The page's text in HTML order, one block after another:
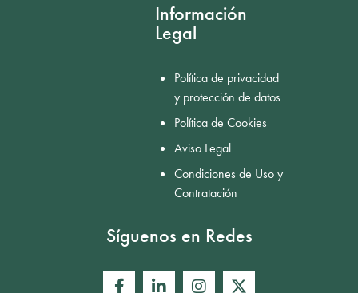
Información
Legal
Política de privacidad
y protección de datos
Política de Cookies
Aviso Legal
Condiciones de Uso y
Contratación
Síguenos en Redes